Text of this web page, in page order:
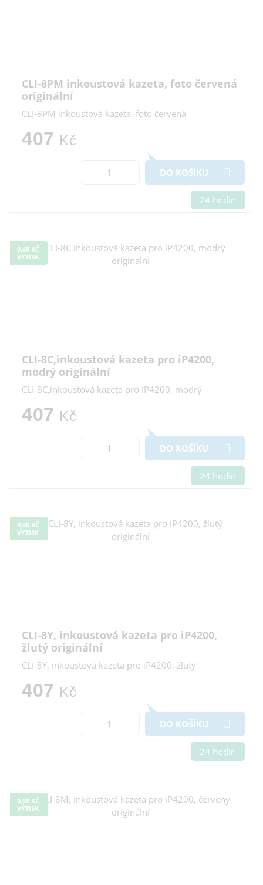
CLI-8PM inkoustová kazeta, foto červená
originální
CLI-8PM inkoustová kazeta, foto červená
407 Kč
DO KOŠÍKU
24 hodin
0,48 KČ
VÝTISK
CLI-8C,inkoustová kazeta pro iP4200,
modrý originální
CLI-8C,inkoustová kazeta pro iP4200, modrý
407 Kč
DO KOŠÍKU
24 hodin
0,90 KČ
VÝTISK
CLI-8Y, inkoustová kazeta pro iP4200,
žlutý originální
CLI-8Y, inkoustová kazeta pro iP4200, žlutý
407 Kč
DO KOŠÍKU
24 hodin
0,68 KČ
VÝTISK